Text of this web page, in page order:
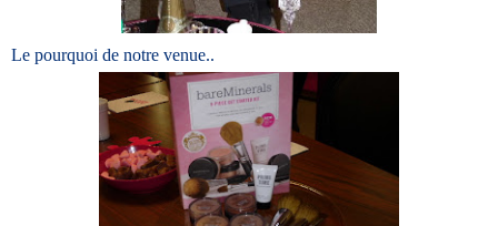
Le pourquoi de notre venue..